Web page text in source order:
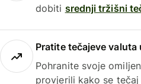
dobiti srednji tržišni
Pratite tečajeve valuta
Pohranite svoje
provjerili kako se tečaj